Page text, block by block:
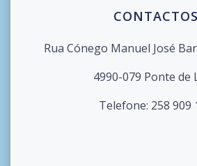
CONTACTOS
Rua Cónego Manuel José
4990-079 Ponte de
Telefone: 258 909